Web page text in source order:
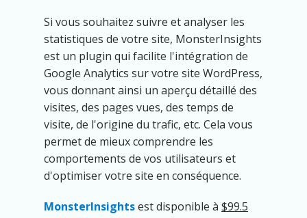
Si vous souhaitez suivre et analyser les
statistiques de votre site, MonsterInsights
est un plugin qui facilite l'intégration de
Google Analytics sur votre site WordPress,
vous donnant ainsi un aperçu détaillé des
visites, des pages vues, des temps de
visite, de l'origine du trafic, etc. Cela vous
permet de mieux comprendre les
comportements de vos utilisateurs et
d'optimiser votre site en conséquence.
MonsterInsightsest disponible à $99.5